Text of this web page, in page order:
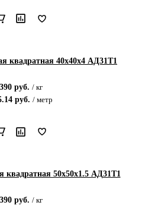
квадратная 40х40х4 АД31Т1
390руб. / кг
руб. / метр
квадратная 50х50х1.5 АД31Т1
390руб. / кг